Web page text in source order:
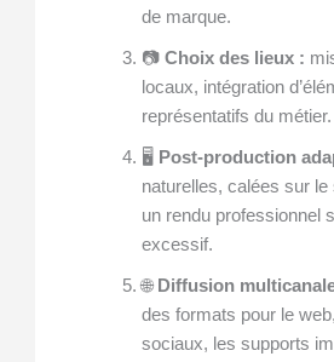
de marque.
📷 Choix des lieux :
locaux, intégration
représentatifs du métier.
🖥️ Post-production
naturelles, calées sur le
un rendu professionnel
excessif.
🌐 Diffusion
des formats pour le
sociaux, les supports